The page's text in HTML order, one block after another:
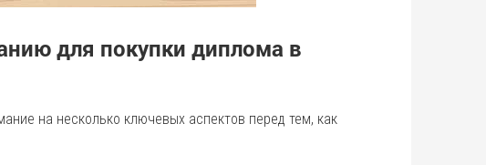
для покупки диплома в
на несколько ключевых аспектов перед тем, как